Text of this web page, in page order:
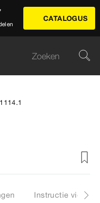
CATALOGUS
Instructie video's